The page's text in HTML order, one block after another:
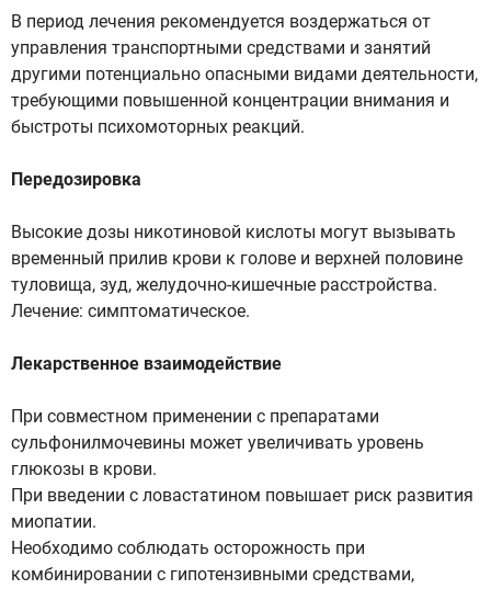
В период лечения рекомендуется воздержаться от
управления транспортными средствами и занятий
другими потенциально опасными видами деятельности,
требующими повышенной концентрации внимания и
быстроты психомоторных реакций.
Передозировка
Высокие дозы никотиновой кислоты могут вызывать
временный прилив крови к голове и верхней половине
туловища, зуд, желудочно-кишечные расстройства.
Лечение: симптоматическое.
Лекарственное взаимодействие
При совместном применении с препаратами
сульфонилмочевины может увеличивать уровень
глюкозы в крови.
При введении с ловастатином повышает риск развития
миопатии.
Необходимо соблюдать осторожность при
комбинировании с гипотензивными средствами,